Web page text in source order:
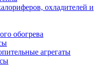
охладителей и
обогрева
агрегаты